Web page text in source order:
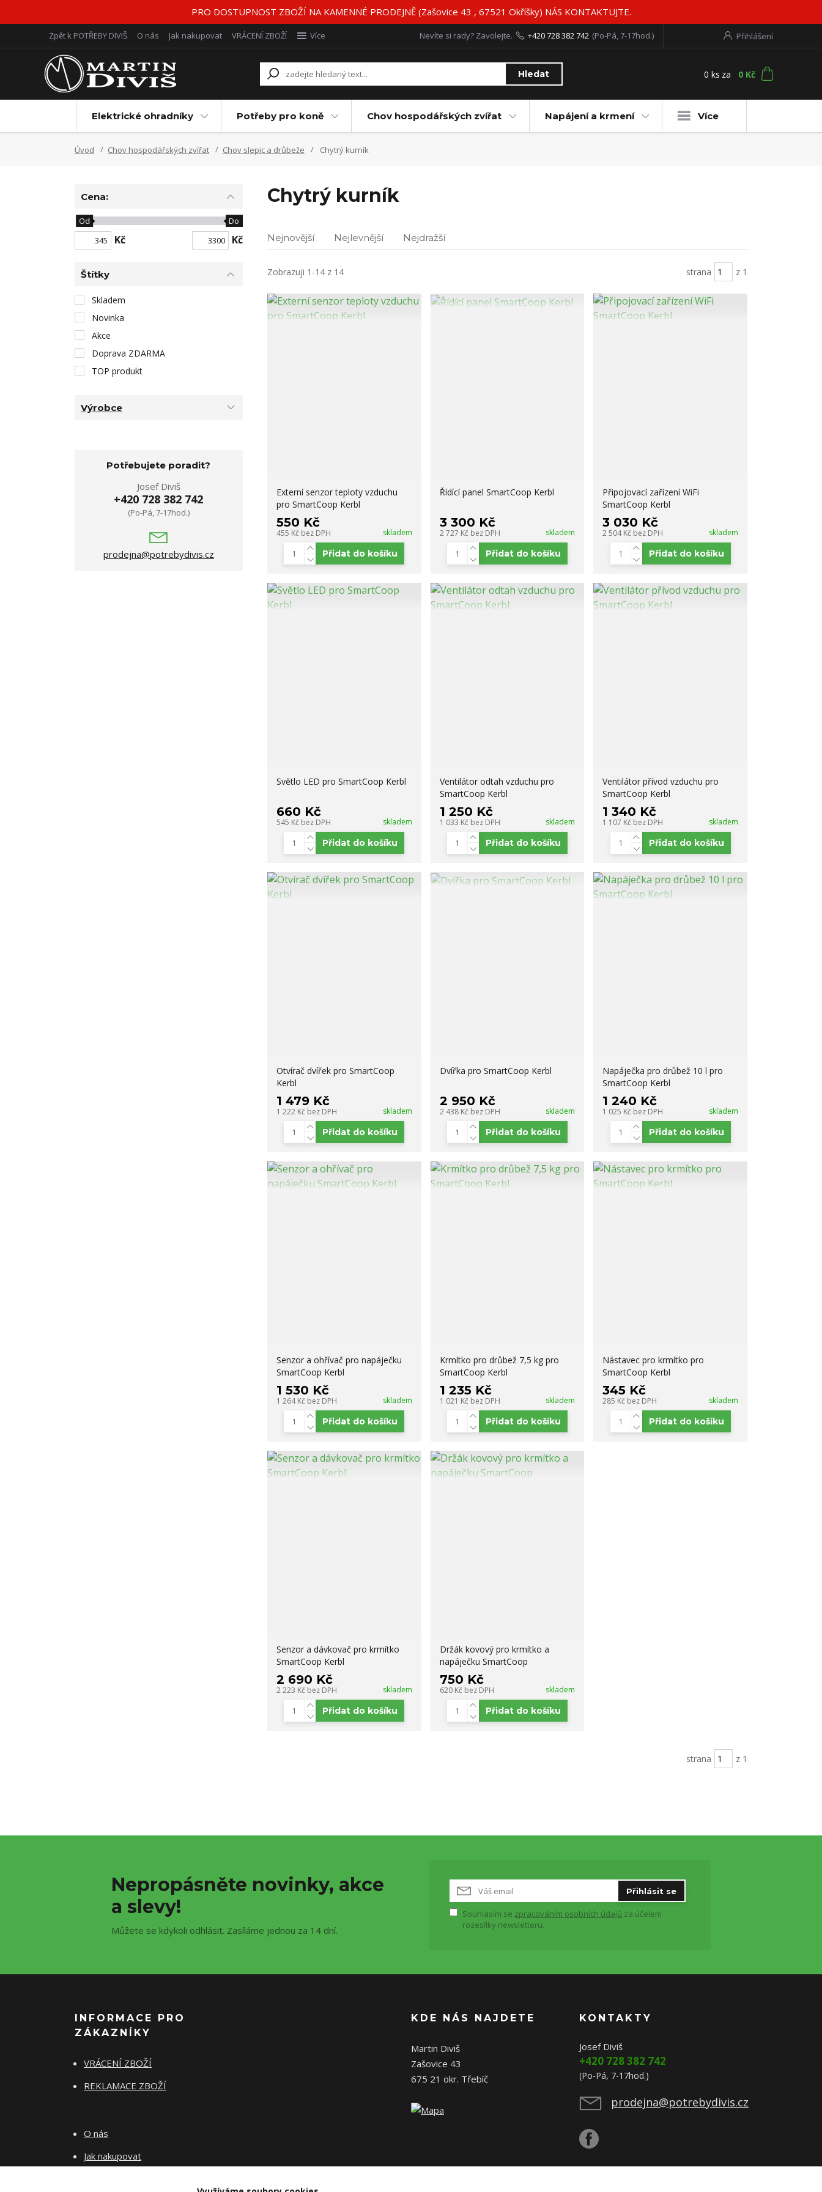
PRO DOSTUPNOST ZBOŽÍ NA KAMENNÉ PRODEJNĚ (Zašovice 43 , 67521 Okříšky) NÁS KONTAKTUJTE.
Zpět k POTŘEBY DIVIŠ O nás Jak nakupovat VRÁCENÍ ZBOŽÍ Více Přihlášení
Hledat
Nevíte si rady? Zavolejte. +420 728 382 742 (Po-Pá, 7-17hod.)
0 ks za 0 Kč
Elektrické ohradníky Potřeby pro koně Chov hospodářských zvířat Napájení a krmení Více
Úvod Chov hospodářských zvířat Chov slepic a drůbeže Chytrý kurník
Chytrý kurník
Nejnovější Nejlevnější Nejdražší
Zobrazuji 1-14 z 14 strana z 1
Externí senzor teploty vzduchu
pro SmartCoop Kerbl
550 Kč
455 Kč bez DPH skladem
Přidat do košíku
Řídící panel SmartCoop Kerbl
3 300 Kč
2 727 Kč bez DPH skladem
Přidat do košíku
Připojovací zařízení WiFi
SmartCoop Kerbl
3 030 Kč
2 504 Kč bez DPH skladem
Přidat do košíku
Světlo LED pro SmartCoop Kerbl
660 Kč
545 Kč bez DPH skladem
Přidat do košíku
Ventilátor odtah vzduchu pro
SmartCoop Kerbl
1 250 Kč
1 033 Kč bez DPH skladem
Přidat do košíku
Ventilátor přívod vzduchu pro
SmartCoop Kerbl
1 340 Kč
1 107 Kč bez DPH skladem
Přidat do košíku
Otvírač dvířek pro SmartCoop
Kerbl
1 479 Kč
1 222 Kč bez DPH skladem
Přidat do košíku
Dvířka pro SmartCoop Kerbl
2 950 Kč
2 438 Kč bez DPH skladem
Přidat do košíku
Napáječka pro drůbež 10 l pro
SmartCoop Kerbl
1 240 Kč
1 025 Kč bez DPH skladem
Přidat do košíku
Senzor a ohřívač pro napáječku
SmartCoop Kerbl
1 530 Kč
1 264 Kč bez DPH skladem
Přidat do košíku
Krmítko pro drůbež 7,5 kg pro
SmartCoop Kerbl
1 235 Kč
1 021 Kč bez DPH skladem
Přidat do košíku
Nástavec pro krmítko pro
SmartCoop Kerbl
345 Kč
285 Kč bez DPH skladem
Přidat do košíku
Senzor a dávkovač pro krmítko
SmartCoop Kerbl
2 690 Kč
2 223 Kč bez DPH skladem
Přidat do košíku
Držák kovový pro krmítko a
napáječku SmartCoop
750 Kč
620 Kč bez DPH skladem
Přidat do košíku
strana z 1
Cena:
Kč
Od Do
Kč
Štítky
Skladem
Novinka
Akce
Doprava ZDARMA
TOP produkt
Výrobce
Potřebujete poradit?
Josef Diviš
+420 728 382 742
(Po-Pá, 7-17hod.)
prodejna@potrebydivis.cz
Nepropásněte novinky, akce
a slevy!
Můžete se kdykoli odhlásit. Zasíláme jednou za 14 dní.
Přihlásit se
Souhlasím se zpracováním osobních údajů za účelem
rozesílky newsletteru.
INFORMACE PRO
ZÁKAZNÍKY
VRÁCENÍ ZBOŽÍ
REKLAMACE ZBOŽÍ
O nás
Jak nakupovat
KDE NÁS NAJDETE
Martin Diviš
Zašovice 43
675 21 okr. Třebíč
KONTAKTY
Josef Diviš
+420 728 382 742
(Po-Pá, 7-17hod.)
prodejna@potrebydivis.cz